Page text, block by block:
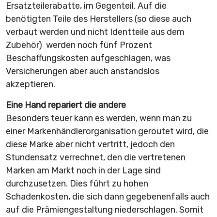
Ersatzteilerabatte, im Gegenteil. Auf die
benötigten Teile des Herstellers (so diese auch
verbaut werden und nicht Identteile aus dem
Zubehör) werden noch fünf Prozent
Beschaffungskosten aufgeschlagen, was
Versicherungen aber auch anstandslos
akzeptieren.
Eine Hand repariert die andere
Besonders teuer kann es werden, wenn man zu
einer Markenhändlerorganisation geroutet wird, die
diese Marke aber nicht vertritt, jedoch den
Stundensatz verrechnet, den die vertretenen
Marken am Markt noch in der Lage sind
durchzusetzen. Dies führt zu hohen
Schadenkosten, die sich dann gegebenenfalls auch
auf die Prämiengestaltung niederschlagen. Somit